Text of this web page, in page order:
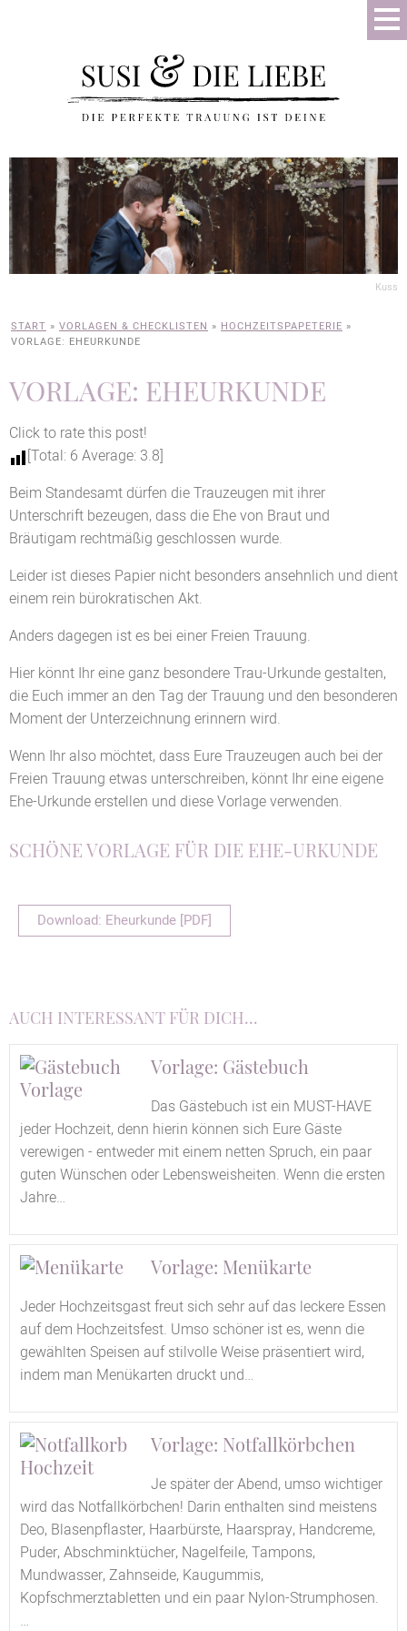
Kuss
START » VORLAGEN & CHECKLISTEN » HOCHZEITSPAPETERIE »
VORLAGE: EHEURKUNDE
VORLAGE: EHEURKUNDE
Click to rate this post!
[Total: 6 Average: 3.8]
Beim Standesamt dürfen die Trauzeugen mit ihrer
Unterschrift bezeugen, dass die Ehe von Braut und
Bräutigam rechtmäßig geschlossen wurde.
Leider ist dieses Papier nicht besonders ansehnlich und dient
einem rein bürokratischen Akt.
Anders dagegen ist es bei einer Freien Trauung.
Hier könnt Ihr eine ganz besondere Trau-Urkunde gestalten,
die Euch immer an den Tag der Trauung und den besonderen
Moment der Unterzeichnung erinnern wird.
Wenn Ihr also möchtet, dass Eure Trauzeugen auch bei der
Freien Trauung etwas unterschreiben, könnt Ihr eine eigene
Ehe-Urkunde erstellen und diese Vorlage verwenden.
SCHÖNE VORLAGE FÜR DIE EHE-URKUNDE
Download: Eheurkunde [PDF]
AUCH INTERESSANT FÜR DICH...
Vorlage: Gästebuch
Das Gästebuch ist ein MUST-HAVE
jeder Hochzeit, denn hierin können sich Eure Gäste
verewigen - entweder mit einem netten Spruch, ein paar
guten Wünschen oder Lebensweisheiten. Wenn die ersten
Jahre…
Vorlage: Menükarte
Jeder Hochzeitsgast freut sich sehr auf das leckere Essen
auf dem Hochzeitsfest. Umso schöner ist es, wenn die
gewählten Speisen auf stilvolle Weise präsentiert wird,
indem man Menükarten druckt und…
Vorlage: Notfallkörbchen
Je später der Abend, umso wichtiger
wird das Notfallkörbchen! Darin enthalten sind meistens
Deo, Blasenpflaster, Haarbürste, Haarspray, Handcreme,
Puder, Abschminktücher, Nagelfeile, Tampons,
Mundwasser, Zahnseide, Kaugummis,
Kopfschmerztabletten und ein paar Nylon-Strumphosen.
…